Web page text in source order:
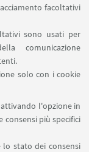
facoltativi
sono usati per
comunicazione
solo con i cookie
l'opzione in
consensi più specifici
lo stato dei consensi
autorizzati)